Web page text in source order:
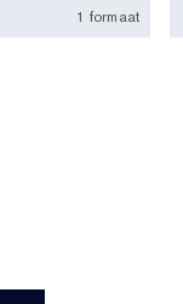
1 formaat